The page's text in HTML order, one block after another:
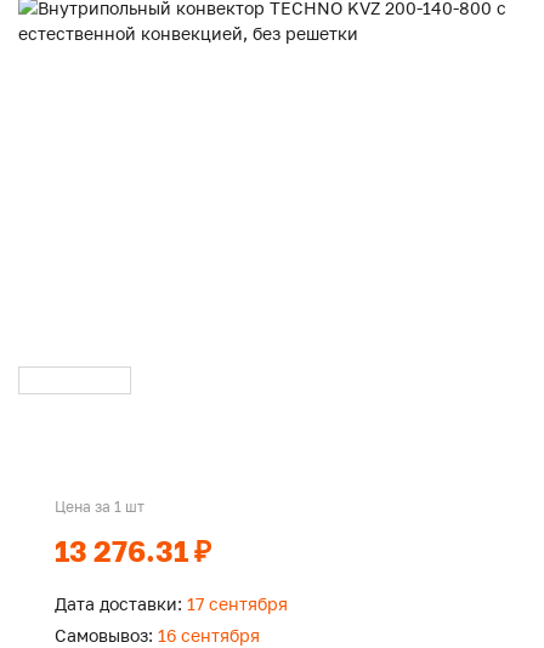
Цена за 1 шт
13 276.31 ₽
Дата доставки: 17 сентября
Самовывоз: 16 сентября